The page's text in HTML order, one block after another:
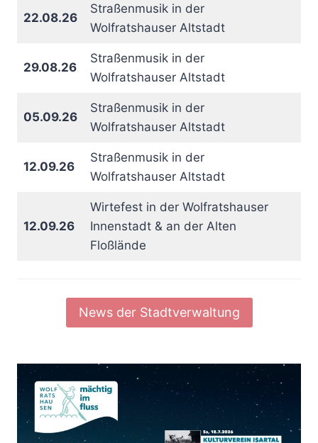
22.08.26
Straßenmusik in der
Wolfratshauser Altstadt
29.08.26
Straßenmusik in der
Wolfratshauser Altstadt
05.09.26
Straßenmusik in der
Wolfratshauser Altstadt
12.09.26
Straßenmusik in der
Wolfratshauser Altstadt
12.09.26
Wirtefest in der Wolfratshauser
Innenstadt & an der Alten
Floßlände
News der Stadtverwaltung